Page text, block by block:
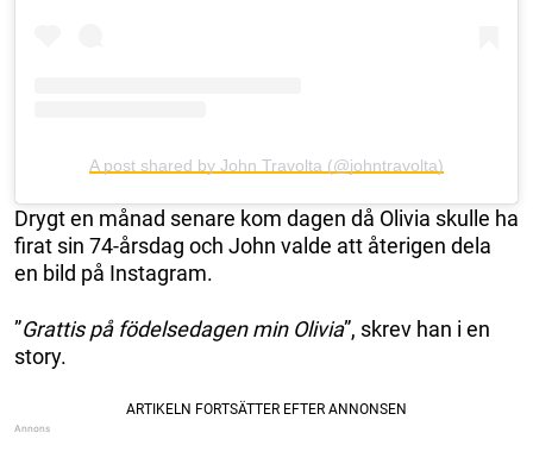
A post shared by John Travolta (@johntravolta)
Drygt en månad senare kom dagen då Olivia skulle ha
firat sin 74-årsdag och John valde att återigen dela
en bild på Instagram.
”Grattis på födelsedagen min Olivia”, skrev han i en
story.